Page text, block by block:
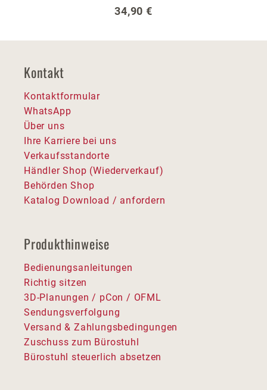
Regulärer Preis:
34,90 €
Kontakt
Kontaktformular
WhatsApp
Über uns
Ihre Karriere bei uns
Verkaufsstandorte
Händler Shop (Wiederverkauf)
Behörden Shop
Katalog Download / anfordern
Produkthinweise
Bedienungsanleitungen
Richtig sitzen
3D-Planungen / pCon / OFML
Sendungsverfolgung
Versand & Zahlungsbedingungen
Zuschuss zum Bürostuhl
Bürostuhl steuerlich absetzen